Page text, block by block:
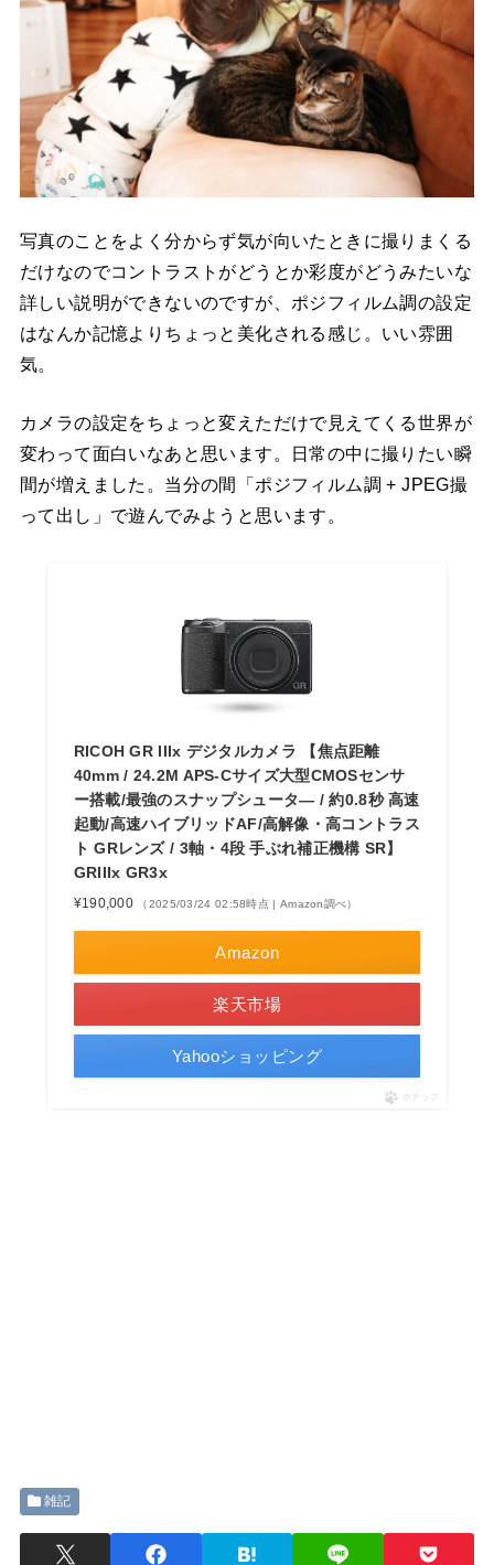
写真のことをよく分からず気が向いたときに撮りまくる
だけなのでコントラストがどうとか彩度がどうみたいな
詳しい説明ができないのですが、ポジフィルム調の設定
はなんか記憶よりちょっと美化される感じ。いい雰囲
気。
カメラの設定をちょっと変えただけで見えてくる世界が
変わって面白いなあと思います。日常の中に撮りたい瞬
間が増えました。当分の間「ポジフィルム調 + JPEG撮
って出し」で遊んでみようと思います。
RICOH GR IIIx デジタルカメラ 【焦点距離
40mm / 24.2M APS-Cサイズ大型CMOSセンサ
ー搭載/最強のスナップシュータ― / 約0.8秒 高速
起動/高速ハイブリッドAF/高解像・高コントラス
ト GRレンズ / 3軸・4段 手ぶれ補正機構 SR】
GRIIIx GR3x
¥190,000 （2025/03/24 02:58時点 | Amazon調べ）
Amazon
楽天市場
Yahooショッピング
ポチップ
雑記